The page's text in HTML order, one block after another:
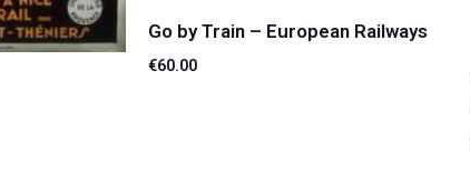
Go by Train – European Railways
€60.00